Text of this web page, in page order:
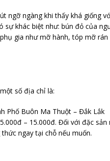
ngỡ ngàng khi thấy khá giống
sự khác biệt như: bún đỏ của
gia như mỡ hành, tóp mỡ rán
số địa chỉ là:
Phố Buôn Ma Thuột – Đắk Lắk
– 15.000đ. Đối với đặc sản
ngay tại chỗ nếu muốn.